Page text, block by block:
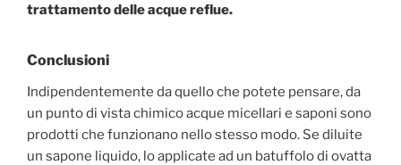
trattamento delle acque reflue.
Conclusioni
Indipendentemente da quello che potete pensare, da
un punto di vista chimico acque micellari e saponi sono
prodotti che funzionano nello stesso modo. Se diluite
un sapone liquido, lo applicate ad un batuffolo di ovatta